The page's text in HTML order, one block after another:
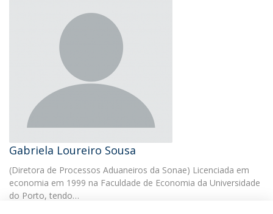
Gabriela Loureiro Sousa
(Diretora de Processos Aduaneiros da Sonae) Licenciada em
economia em 1999 na Faculdade de Economia da Universidade
do Porto, tendo…